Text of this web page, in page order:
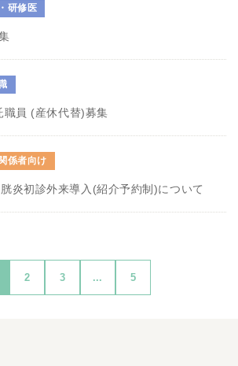
研修医
職員 (産休代替)募集
係者向け
炎初診外来導入(紹介予約制)について
2 3 ... 5